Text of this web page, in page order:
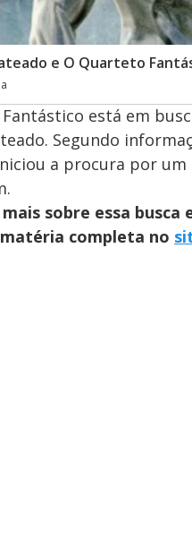
e O Quarteto
está em
Segundo
a procura por
sobre essa
completa no